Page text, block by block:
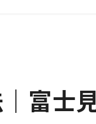
富士